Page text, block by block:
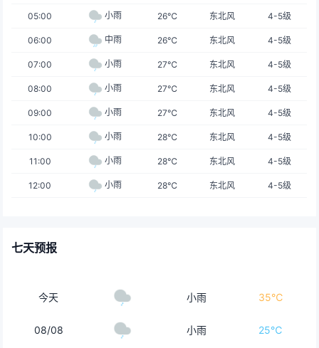
05:00 小雨 26℃ 东北风 4-5级
06:00 中雨 26℃ 东北风 4-5级
07:00 小雨 27℃ 东北风 4-5级
08:00 小雨 27℃ 东北风 4-5级
09:00 小雨 27℃ 东北风 4-5级
10:00 小雨 28℃ 东北风 4-5级
11:00 小雨 28℃ 东北风 4-5级
12:00 小雨 28℃ 东北风 4-5级
七天预报
今天 小雨 35℃
08/08 小雨 25℃